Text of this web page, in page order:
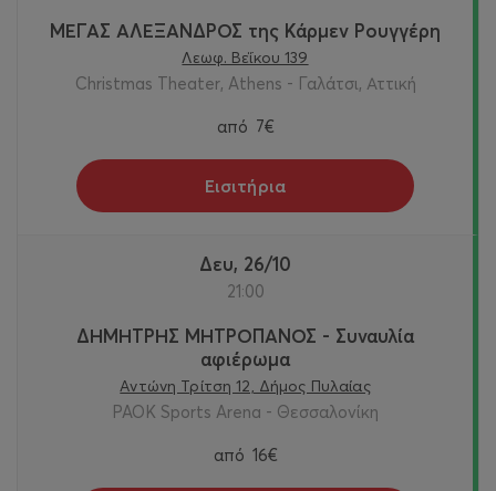
ΜΕΓΑΣ ΑΛΕΞΑΝΔΡΟΣ της Κάρμεν Ρουγγέρη
Λεωφ. Βεΐκου 139
Christmas Theater, Athens - Γαλάτσι, Αττική
από 7€
Εισιτήρια
Δευ, 26/10
21:00
ΔΗΜΗΤΡΗΣ ΜΗΤΡΟΠΑΝΟΣ - Συναυλία
αφιέρωμα
Αντώνη Τρίτση 12, Δήμος Πυλαίας
PAOK Sports Arena - Θεσσαλονίκη
από 16€